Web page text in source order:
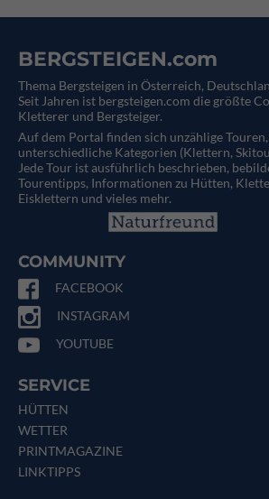
BERGSTEIGEN.com
Thema Bergsteigen in Österreich,
Seit Jahren ist bergsteigen.com die größte
Kletterer und Bergsteiger.
Auf dem Portal finden sich unzählige
unterschiedliche Kategorien (Klettern,
Jede Tour ist ausführlich beschrieben,
Tourentipps, Informationen zu Hütten,
Eisklettern und vieles mehr.
COMMUNITY
FACEBOOK
INSTAGRAM
YOUTUBE
SERVICE
HÜTTEN
WETTER
PRINTMAGAZINE
LINKTIPPS